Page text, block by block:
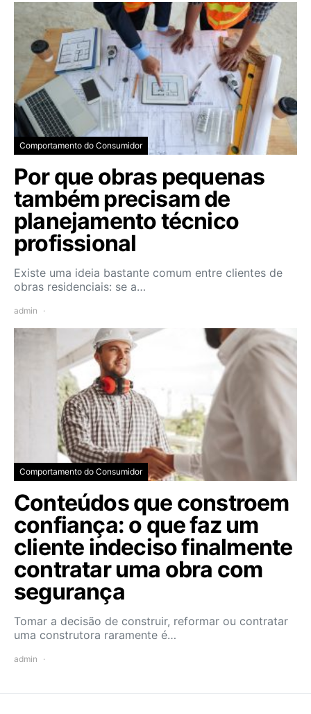
Comportamento do Consumidor
Por que obras pequenas
também precisam de
planejamento técnico
profissional
Existe uma ideia bastante comum entre clientes de
obras residenciais: se a…
admin
Comportamento do Consumidor
Conteúdos que constroem
confiança: o que faz um
cliente indeciso finalmente
contratar uma obra com
segurança
Tomar a decisão de construir, reformar ou contratar
uma construtora raramente é…
admin